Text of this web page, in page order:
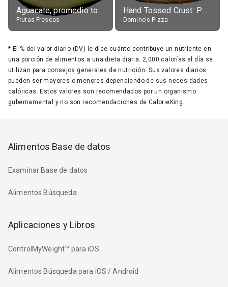
Aguacate, promedio todos variedades, crudo
Frutas Frescas
Hand Tossed Crust: Pepperoni Pizza (Large 14")
Domino's Pizza
* El % del valor diario (DV) le dice cuánto contribuye un nutriente en
una porción de alimentos a una dieta diaria. 2,000 calorías al día se
utilizan para consejos generales de nutrición. Sus valores diarios
pueden ser mayores o menores dependiendo de sus necesidades
calóricas. Estos valores son recomendados por un organismo
gubernamental y no son recomendaciones de CalorieKing.
Alimentos Base de datos
Examinar Base de datos
Alimentos Búsqueda
Aplicaciones y Libros
ControlMyWeight™ para iOS
Alimentos Búsqueda para iOS / Android